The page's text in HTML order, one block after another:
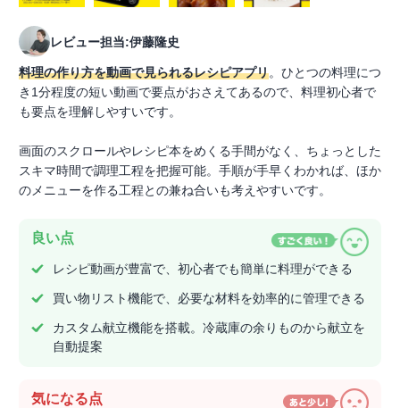
レビュー担当:伊藤隆史
料理の作り方を動画で見られるレシピアプリ。ひとつの料理につ
き1分程度の短い動画で要点がおさえてあるので、料理初心者で
も要点を理解しやすいです。
画面のスクロールやレシピ本をめくる手間がなく、ちょっとした
スキマ時間で調理工程を把握可能。手順が手早くわかれば、ほか
のメニューを作る工程との兼ね合いも考えやすいです。
良い点
レシピ動画が豊富で、初心者でも簡単に料理ができる
買い物リスト機能で、必要な材料を効率的に管理できる
カスタム献立機能を搭載。冷蔵庫の余りものから献立を
自動提案
気になる点